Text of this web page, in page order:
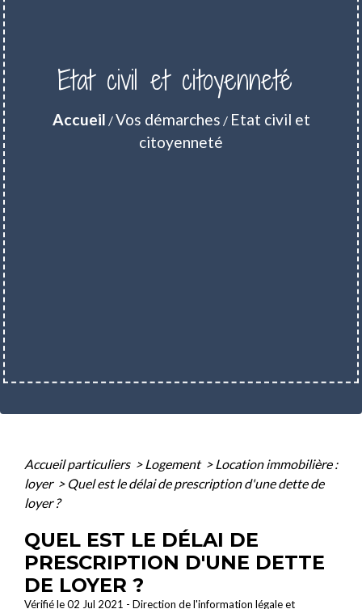
Etat civil et citoyenneté
Accueil /Vos démarches / Etat civil et
citoyenneté
Accueil particuliers > Logement > Location immobilière :
loyer > Quel est le délai de prescription d'une dette de
loyer ?
QUEL EST LE DÉLAI DE
PRESCRIPTION D'UNE DETTE
DE LOYER ?
Vérifié le 02 Jul 2021 - Direction de l'information légale et